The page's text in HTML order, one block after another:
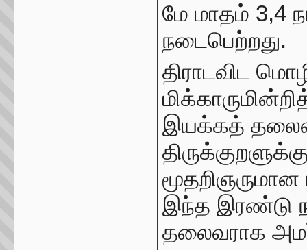
மே மாதம் 3,4
நடைபெற்றது.
திராடவிட
இயக்கத்
இந்த இரண்டு
தலைவராக